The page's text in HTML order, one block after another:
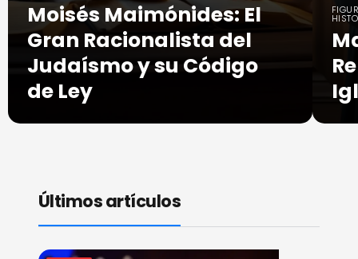
Moisés Maimónides: El
Gran Racionalista del
Judaísmo y su Código
de Ley
Últimos artículos